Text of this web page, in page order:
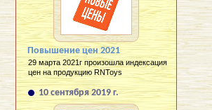
Повышение цен 2021
29 марта 2021г произошла индексация
цен на продукцию RNToys
10 сентября 2019 г.